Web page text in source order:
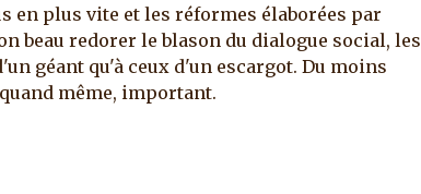
en plus vite et les réformes élaborées par
beau redorer le blason du dialogue social, les
géant qu'à ceux d'un escargot. Du moins
même, important.